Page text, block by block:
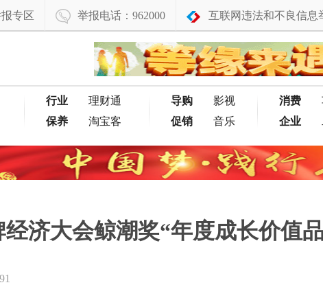
专区 举报电话：962000 互联网违法和不良信息
行业
理财通
保养
淘宝客
导购
影视
促销
音乐
消费
企业
济大会鲸潮奖“年度成长价值